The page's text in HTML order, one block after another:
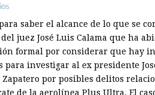
saber el alcance de lo que se
juez José Luis Calama que ha
formal por considerar que hay
para investigar al ex presidente
Zapatero por posibles delitos
de la aerolínea Plus Ultra. El